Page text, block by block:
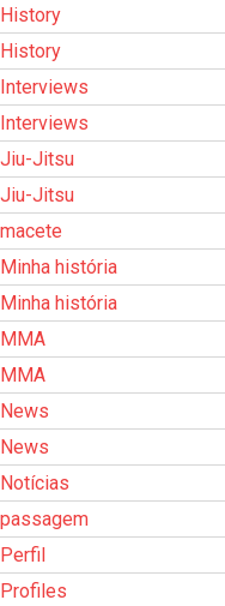
History
History
Interviews
Interviews
Jiu-Jitsu
Jiu-Jitsu
macete
Minha história
Minha história
MMA
MMA
News
News
Notícias
passagem
Perfil
Profiles